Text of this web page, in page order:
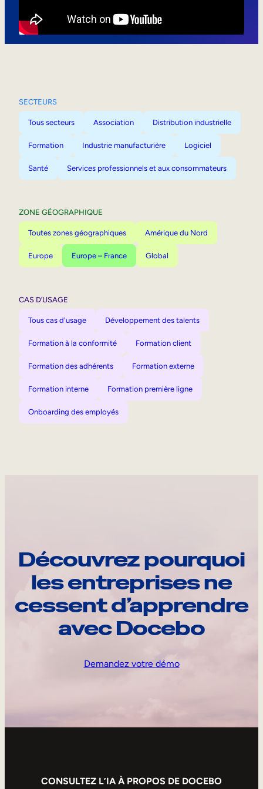
SECTEURS
Tous secteurs Association Distribution industrielle
Formation Industrie manufacturière Logiciel
Santé Services professionnels et aux consommateurs
ZONE GÉOGRAPHIQUE
Toutes zones géographiques Amérique du Nord
Europe Europe – France Global
CAS D’USAGE
Tous cas d'usage Développement des talents
Formation à la conformité Formation client
Formation des adhérents Formation externe
Formation interne Formation première ligne
Onboarding des employés
Découvrez pourquoi
les entreprises ne
cessent d’apprendre
avec Docebo
Demandez votre démo
CONSULTEZ L’IA À PROPOS DE DOCEBO